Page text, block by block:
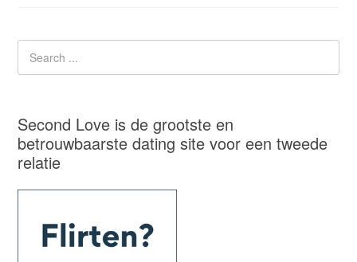
Second Love is de grootste en
betrouwbaarste dating site voor een tweede
relatie